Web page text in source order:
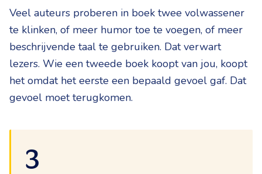
Veel auteurs proberen in boek twee volwassener
te klinken, of meer humor toe te voegen, of meer
beschrijvende taal te gebruiken. Dat verwart
lezers. Wie een tweede boek koopt van jou, koopt
het omdat het eerste een bepaald gevoel gaf. Dat
gevoel moet terugkomen.
3